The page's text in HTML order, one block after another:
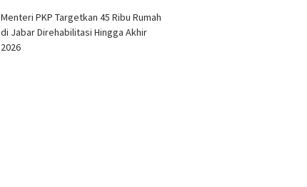
Menteri PKP Targetkan 45 Ribu Rumah
di Jabar Direhabilitasi Hingga Akhir
2026